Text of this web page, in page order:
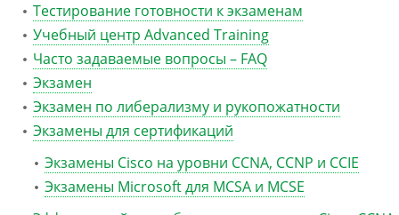
Тестирование готовности к экзаменам
Учебный центр Advanced Training
Часто задаваемые вопросы – FAQ
Экзамен
Экзамен по либерализму и рукопожатности
Экзамены для сертификаций
Экзамены Cisco на уровни CCNA, CCNP и CCIE
Экзамены Microsoft для MCSA и MCSE